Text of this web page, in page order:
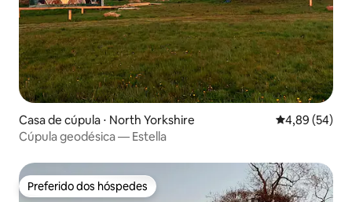
Casa de cúpula ⋅ North Yorkshire 4,89 de uma
4,89 (54)
Cúpula geodésica — Estella
Preferido dos hóspedes
Preferido dos hóspedes